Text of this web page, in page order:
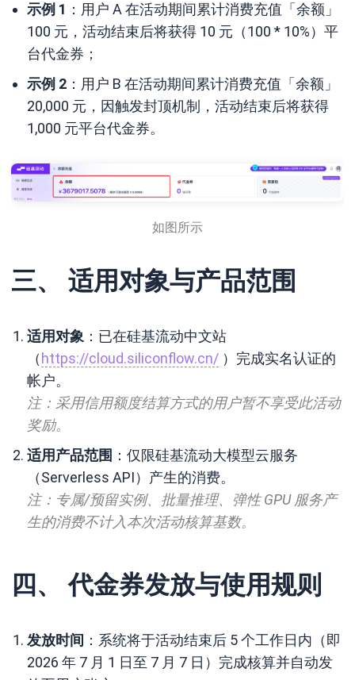
示例 1 ：用户 A 在活动期间累计消费充值「余额」
100 元，活动结束后将获得 10 元（100 * 10%）平
台代金券；
示例 2 ：用户 B 在活动期间累计消费充值「余额」
20,000 元，因触发封顶机制，活动结束后将获得
1,000 元平台代金券。
如图所示
三、 适用对象与产品范围
适用对象 ：已在硅基流动中文站
（ https://cloud.siliconflow.cn/ ）完成实名认证的
帐户。
注：采用信用额度结算方式的用户暂不享受此活动
奖励。
适用产品范围 ：仅限硅基流动大模型云服务
（Serverless API）产生的消费。
注：专属/预留实例、批量推理、弹性 GPU 服务产
生的消费不计入本次活动核算基数。
四、 代金券发放与使用规则
发放时间 ：系统将于活动结束后 5 个工作日内（即
2026 年 7 月 1 日至 7 月 7 日）完成核算并自动发